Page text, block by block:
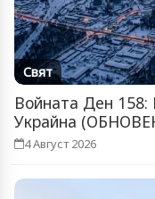
Свят
Войната Ден 158:
Украйна
4 Август 2026